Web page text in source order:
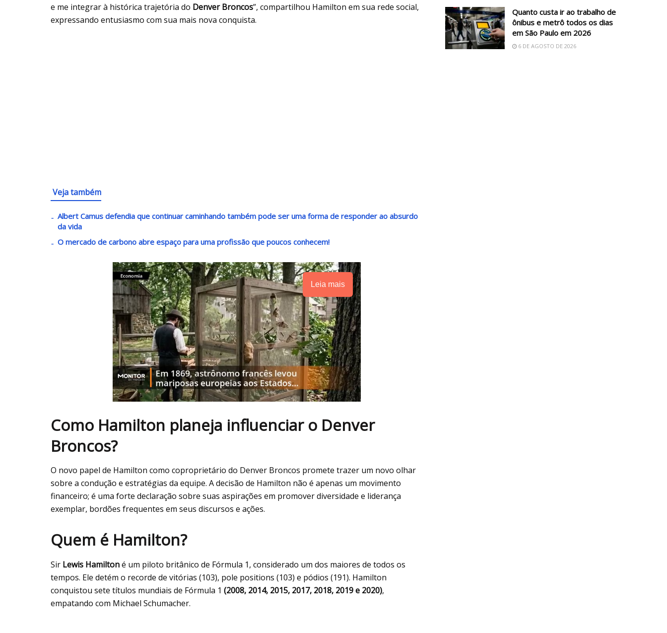
e me integrar à histórica trajetória do Denver Broncos”, compartilhou Hamilton em sua rede social,
expressando entusiasmo com sua mais nova conquista.
Veja também
Albert Camus defendia que continuar caminhando também pode ser uma forma de responder ao absurdo
da vida
O mercado de carbono abre espaço para uma profissão que poucos conhecem!
Leia mais
Como Hamilton planeja influenciar o Denver
Broncos?
O novo papel de Hamilton como coproprietário do Denver Broncos promete trazer um novo olhar
sobre a condução e estratégias da equipe. A decisão de Hamilton não é apenas um movimento
financeiro; é uma forte declaração sobre suas aspirações em promover diversidade e liderança
exemplar, bordões frequentes em seus discursos e ações.
Quem é Hamilton?
Sir Lewis Hamiltoné um piloto britânico de Fórmula 1, considerado um dos maiores de todos os
tempos. Ele detém o recorde de vitórias (103), pole positions (103) e pódios (191). Hamilton
conquistou sete títulos mundiais de Fórmula 1 (2008, 2014, 2015, 2017, 2018, 2019 e 2020),
empatando com Michael Schumacher.
Quanto custa ir ao trabalho de
ônibus e metrô todos os dias
em São Paulo em 2026
6 DE AGOSTO DE 2026